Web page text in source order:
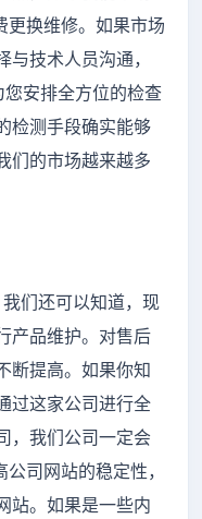
更换维修。如果市场
技术人员沟通，
安排全方位的检查
检测手段确实能够
们的市场越来越多
们还可以知道，现
产品维护。对售后
断提高。如果你知
过这家公司进行全
，我们公司一定会
司网站的稳定性，
站。如果是一些内